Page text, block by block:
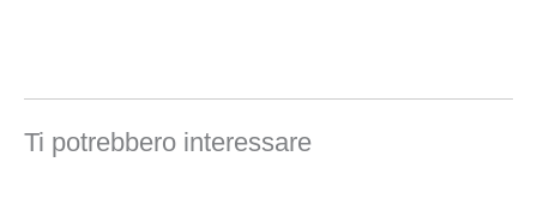
Ti potrebbero interessare